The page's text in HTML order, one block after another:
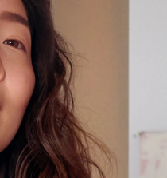
Perfil de usuário
Meus aparelhos
Meus pedidos
Meus endereços
minhas subscrições
Español
Português
Русский
繁體中文